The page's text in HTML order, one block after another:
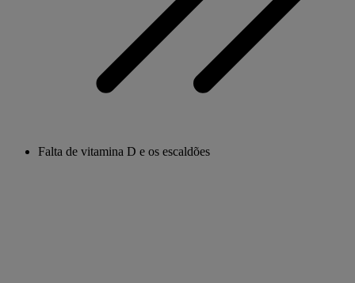
Falta de vitamina D e os escaldões